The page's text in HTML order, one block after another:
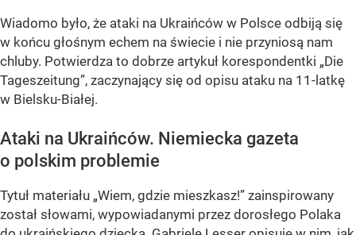
Wiadomo było, że ataki na Ukraińców w Polsce odbiją się
w końcu głośnym echem na świecie i nie przyniosą nam
chluby. Potwierdza to dobrze artykuł korespondentki „Die
Tageszeitung”, zaczynający się od opisu ataku na 11-latkę
w Bielsku-Białej.
Ataki na Ukraińców. Niemiecka gazeta
o polskim problemie
Tytuł materiału „Wiem, gdzie mieszkasz!” zainspirowany
został słowami, wypowiadanymi przez dorosłego Polaka